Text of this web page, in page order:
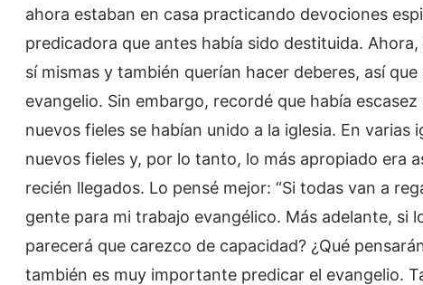
ahora estaban en casa practicando devociones
predicadora que antes había sido destituida.
sí mismas y también querían hacer deberes, así
evangelio. Sin embargo, recordé que había
nuevos fieles se habían unido a la iglesia. En
nuevos fieles y, por lo tanto, lo más apropiado era
recién llegados. Lo pensé mejor: “Si todas van a
gente para mi trabajo evangélico. Más adelante, si
parecerá que carezco de capacidad? ¿Qué
también es muy importante predicar el evangelio.